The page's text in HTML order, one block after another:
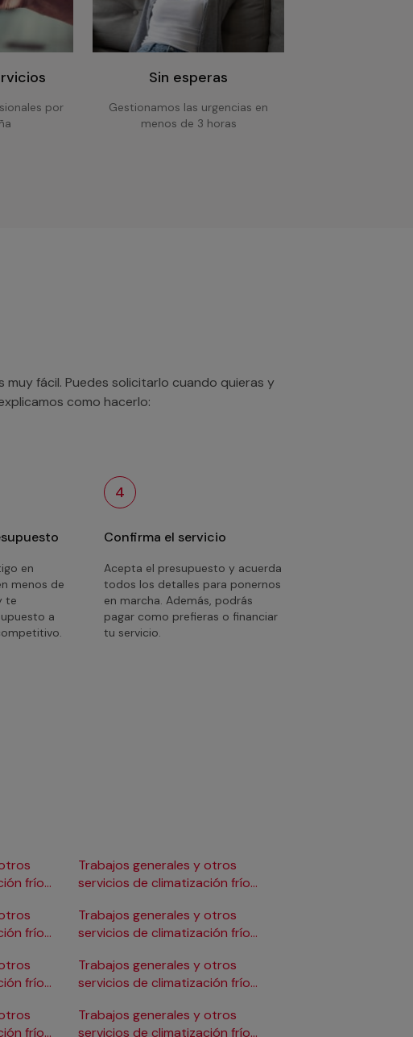
por
Sin esperas
Gestionamos las urgencias en
menos de 3 horas
muy fácil. Puedes solicitarlo cuando quieras y
como hacerlo:
en
menos de
te
a
4
Confirma el servicio
Acepta el presupuesto y acuerda
todos los detalles para ponernos
en marcha. Además, podrás
pagar como prefieras o financiar
tu servicio.
frío
frío
frío
frío
Trabajos generales y otros
servicios de climatización frío
Trabajos generales y otros
servicios de climatización frío
Trabajos generales y otros
servicios de climatización frío
Trabajos generales y otros
servicios de climatización frío